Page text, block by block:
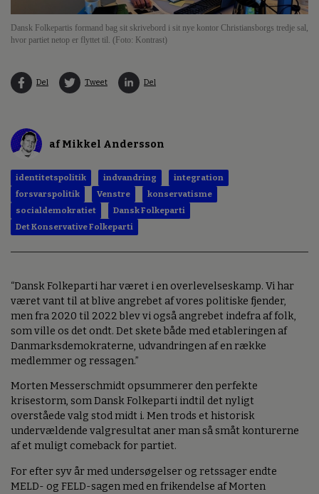
Dansk Folkepartis formand bag sit skrivebord i sit nye kontor Christiansborgs tredje sal,
hvor partiet netop er flyttet til. (Foto: Kontrast)
Del Tweet Del
af Mikkel Andersson
identitetspolitik indvandring
integration
forsvarspolitik
Venstre
konservatisme
socialdemokratiet
Dansk Folkeparti
Det Konservative Folkeparti
“Dansk Folkeparti har været i en overlevelseskamp. Vi har
været vant til at blive angrebet af vores politiske fjender,
men fra 2020 til 2022 blev vi også angrebet indefra af folk,
som ville os det ondt. Det skete både med etableringen af
Danmarksdemokraterne, udvandringen af en række
medlemmer og ressagen.”
Morten Messerschmidt opsummerer den perfekte
krisestorm, som Dansk Folkeparti indtil det nyligt
overståede valg stod midt i. Men trods et historisk
undervældende valgresultat aner man så småt konturerne
af et muligt comeback for partiet.
For efter syv år med undersøgelser og retssager endte
MELD- og FELD-sagen med en frikendelse af Morten